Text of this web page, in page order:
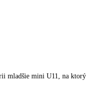
mladšie mini U11, na